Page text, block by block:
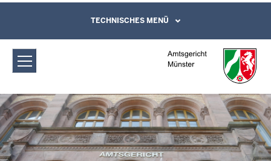
Amtsgericht Münster: Sitzungstermine
Direkt zum Inhalt
Leichte Sprache, Gebärdensprachenvideo
und Kontaktformular
TECHNISCHES MENÜ